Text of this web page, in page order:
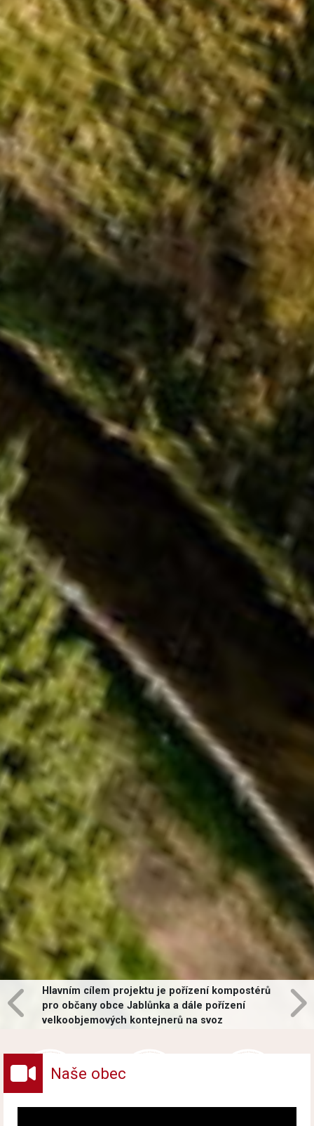
Hlavním cílem projektu je pořízení kompostérů
pro občany obce Jablůnka a dále pořízení
velkoobjemových kontejnerů na svoz
Naše obec